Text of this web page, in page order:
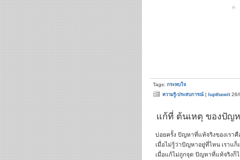
Tags: กระทบใจ
ความรู้-ประสบการณ์ | lupthawit26/
แก้ที่ ต้นเหตุ ของปัญ
บ่อยครั้ง ปัญหาที่แท้จริงของเรา
เมื่อไม่รู้ว่าปัญหาอยู่ที่ไหน เราแก็
เมื่อแก้ไม่ถูกจุด ปัญหาที่แท้จริงก็